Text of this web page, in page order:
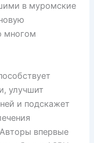
в муромские
многом
улучшит
и подскажет
впервые